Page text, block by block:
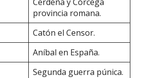
provincia romana.
Catón el Censor.
Aníbal en España.
Segunda guerra púnica.